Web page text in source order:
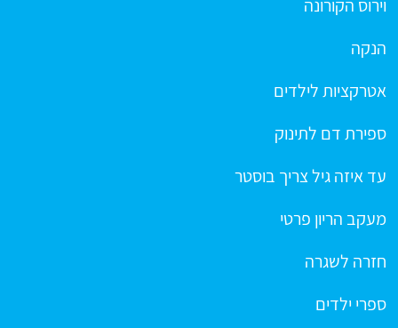
וירוס הקורונה
הנקה
אטרקציות לילדים
ספירת דם לתינוק
עד איזה גיל צריך בוסטר
מעקב הריון פרטי
חזרה לשגרה
ספרי ילדים